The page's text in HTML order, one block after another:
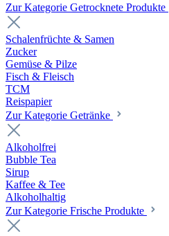
Zur Kategorie Getrocknete Produkte
Schalenfrüchte & Samen
Zucker
Gemüse & Pilze
Fisch & Fleisch
TCM
Reispapier
Zur Kategorie Getränke
Alkoholfrei
Bubble Tea
Sirup
Kaffee & Tee
Alkoholhaltig
Zur Kategorie Frische Produkte